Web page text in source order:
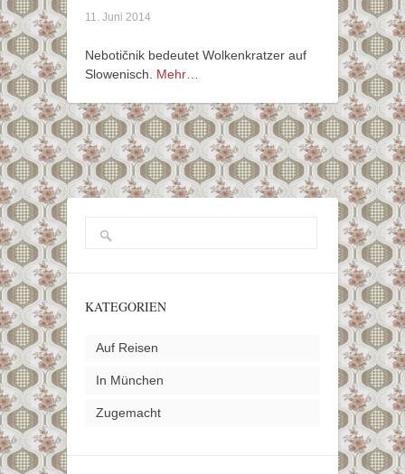
11. Juni 2014
Nebotičnik bedeutet Wolkenkratzer auf
Slowenisch. Mehr…
KATEGORIEN
Auf Reisen
In München
Zugemacht